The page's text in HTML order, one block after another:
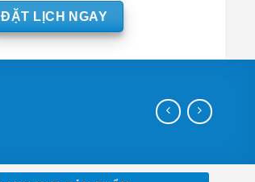
ĐẶT LỊCH NGAY